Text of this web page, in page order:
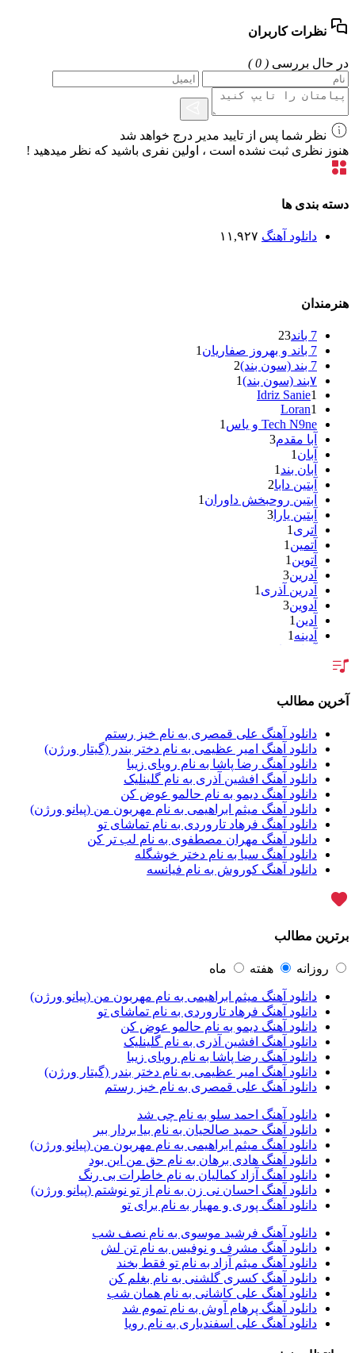
نظرات کاربران
در حال بررسی ( 0 )
نظر شما پس از تایید مدیر درج خواهد شد
هنوز نظری ثبت نشده است ، اولین نفری باشید که نظر میدهید !
دسته بندی ها
دانلود آهنگ ۱۱,۹۲۷
هنرمندان
7 باند
23
7 باند و بهروز صفاریان
1
7 بند (سون بند)
2
۷بند (سون بند)
1
Idriz Sanie1
Loran1
Tech N9ne و یاس
1
آبا مقدم3
آبان 1
آبان بند 1
آبتین دابا2
آبتین روحبخش داوران 1
آبتین یارا 3
آتری 1
آتمین 1
آتوین 1
آدرین3
آدرین آذری 1
آدوین3
آدین 1
آدینه 1
آراد عباسی
آراز
آراز آرا
آراز المان2
آراز نصیری1
آراکو1
آراکوم3
آران2
آران براتی1
آران براتی و ایمان حمیدی1
آران، مُوِرس و وینتِرس1
آرپژ1
آرتا1
آرتان گادلی
آرتين شاهوران1
آرتین1
آرتین بهادری12
آرتین سلیمانی1
آردا1
آرسام 1
آرسام سالار 1
آرسین 2
آرش AP و مسیح
29
آرش آج1
آرش آرام1
آرش ای پی2
آرش تشکری1
آرش جلالی و آقا فرا1
آرش حسینی1
آرش خان احمدی
آرش داوری1
آرش رادان1
آرش رستمى1
آرش شعبانی2
آرش عزیزی1
آرش عنقا1
آرش فرخزاد1
آخرین مطالب
دانلود آهنگ علی قمصری به نام خیز رستم
دانلود آهنگ امیر عظیمی به نام دختر بندر (گیتار ورژن)
دانلود آهنگ رضا پاشا به نام رویای زیبا
دانلود آهنگ افشین آذری به نام گلینلیک
دانلود آهنگ دیمو به نام حالمو عوض کن
دانلود آهنگ میثم ابراهیمی به نام مهربون من (پیانو ورژن)
دانلود آهنگ فرهاد تاروردی به نام تماشای تو
دانلود آهنگ مهران مصطفوی به نام لب تر کن
دانلود آهنگ سیا به نام دختر خوشگله
دانلود آهنگ کوروش به نام فیانسه
برترین مطالب
روزانه هفته ماه
دانلود آهنگ میثم ابراهیمی به نام مهربون من (پیانو ورژن)
دانلود آهنگ فرهاد تاروردی به نام تماشای تو
دانلود آهنگ دیمو به نام حالمو عوض کن
دانلود آهنگ افشین آذری به نام گلینلیک
دانلود آهنگ رضا پاشا به نام رویای زیبا
دانلود آهنگ امیر عظیمی به نام دختر بندر (گیتار ورژن)
دانلود آهنگ علی قمصری به نام خیز رستم
دانلود آهنگ احمد سلو به نام چی شد
دانلود آهنگ حمید صالحیان به نام بیا بردار ببر
دانلود آهنگ میثم ابراهیمی به نام مهربون من (پیانو ورژن)
دانلود آهنگ هادی برهان به نام حق من این بود
دانلود آهنگ آزاد کمالیان به نام خاطرات بی رنگ
دانلود آهنگ احسان نی زن به نام از تو نوشتم (پیانو ورژن)
دانلود آهنگ پوری و مهیار به نام برای تو
دانلود آهنگ فرشید موسوی به نام نصف شب
دانلود آهنگ مشرف و نوفیس به نام تن لش
دانلود آهنگ میثم آزاد به نام تو فقط بخند
دانلود آهنگ کسری گلشنی به نام بغلم کن
دانلود آهنگ علی کاشانی به نام همان شب
دانلود آهنگ پرهام آوش به نام تموم شد
دانلود آهنگ علی اسفندیاری به نام رویا